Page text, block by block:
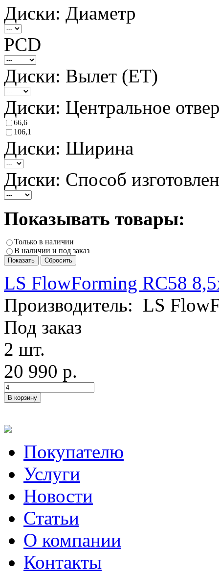
Диски: Диаметр
PCD
Диски: Вылет (ET)
Диски: Центральное
66,6
106,1
Диски: Ширина
Диски: Способ
Показывать товары:
Только в наличии
В наличии и под заказ
LS FlowForming RC58
Производитель: LS
Под заказ
2 шт.
20 990 р.
Покупателю
Услуги
Новости
Статьи
О компании
Контакты